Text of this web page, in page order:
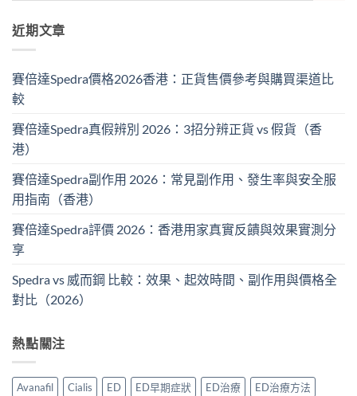
近期文章
賽倍達Spedra價格2026香港：正貨售價參考與購買渠道比
較
賽倍達Spedra真假辨別 2026：3招分辨正貨 vs 假貨（香
港）
賽倍達Spedra副作用 2026：常見副作用、發生率與安全服
用指南（香港）
賽倍達Spedra評價 2026：香港用家真實反饋與效果實測分
享
Spedra vs 威而鋼 比較：效果、起效時間、副作用與價格全
對比（2026）
熱點關注
Avanafil Cialis ED ED早期症狀 ED治療
ED治療方法